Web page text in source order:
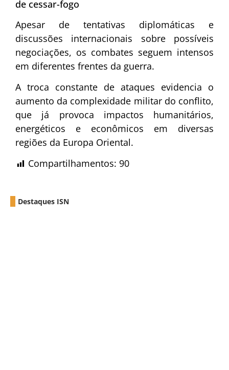
de cessar-fogo
Apesar de tentativas diplomáticas e
discussões internacionais sobre possíveis
negociações, os combates seguem intensos
em diferentes frentes da guerra.
A troca constante de ataques evidencia o
aumento da complexidade militar do conflito,
que já provoca impactos humanitários,
energéticos e econômicos em diversas
regiões da Europa Oriental.
Compartilhamentos: 90
Destaques ISN